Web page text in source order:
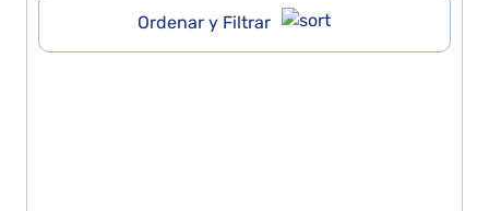
Ordenar y Filtrar